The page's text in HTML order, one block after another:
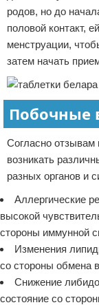
родов, но до
половой контакт,
менструации,
затем начать
Побочные
Согласно отзывам
возникать
разных органов и
Аллергические
высокой
стороны иммунной
Изменения
со стороны обмена
Снижение
состояние со